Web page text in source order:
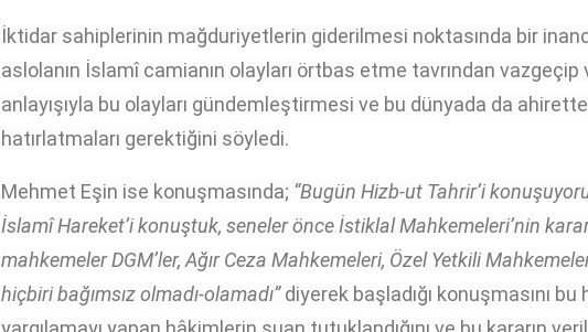
İktidar sahiplerinin mağduriyetlerin giderilmesi noktasında bir
aslolanın İslamî camianın olayları örtbas etme tavrından
anlayışıyla bu olayları gündemleştirmesi ve bu dünyada da
hatırlatmaları gerektiğini söyledi.
Mehmet Eşin ise konuşmasında; “Bugün Hizb-ut Tahrir’i
İslamî Hareket’i konuştuk, seneler önce İstiklal Mahkemeleri’nin
mahkemeler DGM’ler, Ağır Ceza Mahkemeleri, Özel Yetkili
hiçbiri bağımsız olmadı-olamadı”diyerek başladığı konuşmasını